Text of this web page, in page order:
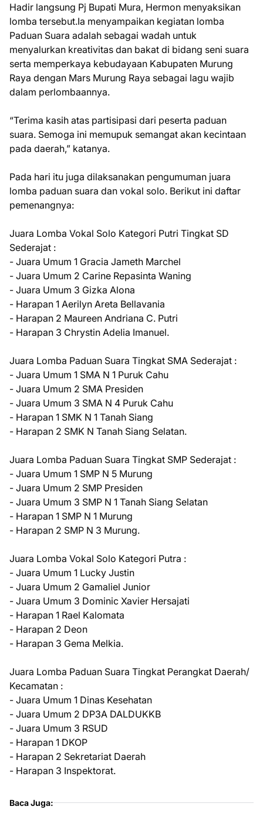
Hadir langsung Pj Bupati Mura, Hermon menyaksikan
lomba tersebut.Ia menyampaikan kegiatan lomba
Paduan Suara adalah sebagai wadah untuk
menyalurkan kreativitas dan bakat di bidang seni suara
serta memperkaya kebudayaan Kabupaten Murung
Raya dengan Mars Murung Raya sebagai lagu wajib
dalam perlombaannya.
“Terima kasih atas partisipasi dari peserta paduan
suara. Semoga ini memupuk semangat akan kecintaan
pada daerah,” katanya.
Pada hari itu juga dilaksanakan pengumuman juara
lomba paduan suara dan vokal solo. Berikut ini daftar
pemenangnya:
Juara Lomba Vokal Solo Kategori Putri Tingkat SD
Sederajat :
- Juara Umum 1 Gracia Jameth Marchel
- Juara Umum 2 Carine Repasinta Waning
- Juara Umum 3 Gizka Alona
- Harapan 1 Aerilyn Areta Bellavania
- Harapan 2 Maureen Andriana C. Putri
- Harapan 3 Chrystin Adelia Imanuel.
Juara Lomba Paduan Suara Tingkat SMA Sederajat :
- Juara Umum 1 SMA N 1 Puruk Cahu
- Juara Umum 2 SMA Presiden
- Juara Umum 3 SMA N 4 Puruk Cahu
- Harapan 1 SMK N 1 Tanah Siang
- Harapan 2 SMK N Tanah Siang Selatan.
Juara Lomba Paduan Suara Tingkat SMP Sederajat :
- Juara Umum 1 SMP N 5 Murung
- Juara Umum 2 SMP Presiden
- Juara Umum 3 SMP N 1 Tanah Siang Selatan
- Harapan 1 SMP N 1 Murung
- Harapan 2 SMP N 3 Murung.
Juara Lomba Vokal Solo Kategori Putra :
- Juara Umum 1 Lucky Justin
- Juara Umum 2 Gamaliel Junior
- Juara Umum 3 Dominic Xavier Hersajati
- Harapan 1 Rael Kalomata
- Harapan 2 Deon
- Harapan 3 Gema Melkia.
Juara Lomba Paduan Suara Tingkat Perangkat Daerah/
Kecamatan :
- Juara Umum 1 Dinas Kesehatan
- Juara Umum 2 DP3A DALDUKKB
- Juara Umum 3 RSUD
- Harapan 1 DKOP
- Harapan 2 Sekretariat Daerah
- Harapan 3 Inspektorat.
Baca Juga: